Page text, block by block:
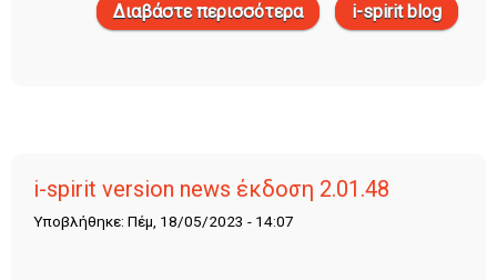
Διαβάστε περισσότερα
για i-spirit version news
έκδοση 2.02.22
i-spirit blog
i-spirit version news έκδοση 2.01.48
Υποβλήθηκε: Πέμ, 18/05/2023 - 14:07